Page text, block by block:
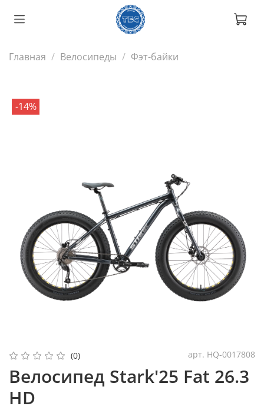
Главная Велосипеды Фэт-байки
-14%
(0) арт. HQ-0017808
Велосипед Stark'25 Fat 26.3
HD